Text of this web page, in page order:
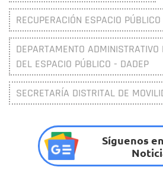
RECUPERACIÓN ESPACIO PÚBLICO
DEPARTAMENTO
DEL ESPACIO PÚBLICO - DADEP
SECRETARÍA DISTRITAL DE
Síguenos